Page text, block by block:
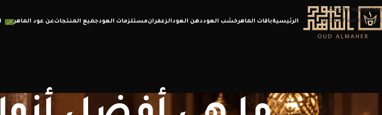
Skip to navigation
Skip to main content
الرئيسيةباقات الماهرخشب العوددهن العودالزعفرانمستلزمات العودجميع المنتجاتعن عود الماهر